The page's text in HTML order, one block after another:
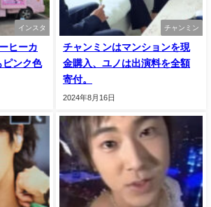
インスタ
ヒーカ
ピンク色
チャンミン
チャンミンはマンションを現
金購入、ユノは出演料を全額
寄付。
2024年8月16日